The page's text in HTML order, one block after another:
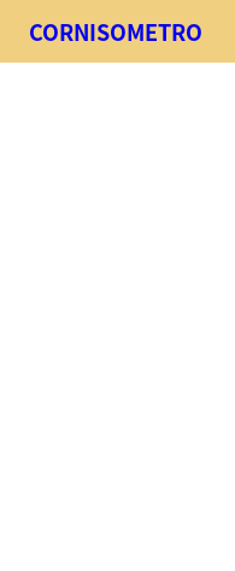
CORNISOMETRO